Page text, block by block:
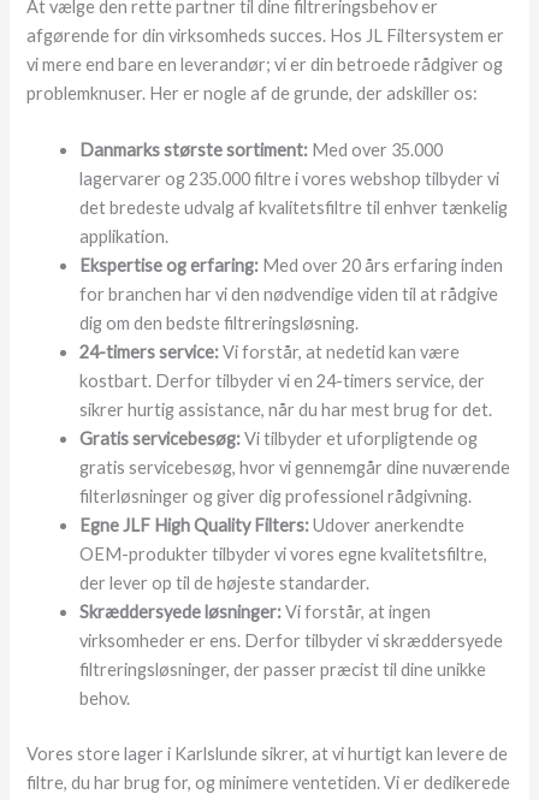
At vælge den rette partner til dine filtreringsbehov er
afgørende for din virksomheds succes. Hos JL Filtersystem er
vi mere end bare en leverandør; vi er din betroede rådgiver og
problemknuser. Her er nogle af de grunde, der adskiller os:
Danmarks største sortiment: Med over 35.000
lagervarer og 235.000 filtre i vores webshop tilbyder vi
det bredeste udvalg af kvalitetsfiltre til enhver tænkelig
applikation.
Ekspertise og erfaring: Med over 20 års erfaring inden
for branchen har vi den nødvendige viden til at rådgive
dig om den bedste filtreringsløsning.
24-timers service:Vi forstår, at nedetid kan være
kostbart. Derfor tilbyder vi en 24-timers service, der
sikrer hurtig assistance, når du har mest brug for det.
Gratis servicebesøg:Vi tilbyder et uforpligtende og
gratis servicebesøg, hvor vi gennemgår dine nuværende
filterløsninger og giver dig professionel rådgivning.
Egne JLF High Quality Filters:Udover anerkendte
OEM-produkter tilbyder vi vores egne kvalitetsfiltre,
der lever op til de højeste standarder.
Skræddersyede løsninger:Vi forstår, at ingen
virksomheder er ens. Derfor tilbyder vi skræddersyede
filtreringsløsninger, der passer præcist til dine unikke
behov.
Vores store lager i Karlslunde sikrer, at vi hurtigt kan levere de
filtre, du har brug for, og minimere ventetiden. Vi er dedikerede